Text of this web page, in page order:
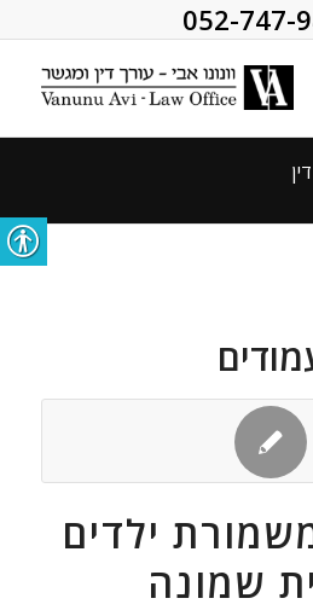
052-747-
ילדים
שמונה